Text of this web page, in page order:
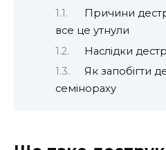
Причини
все це утнули
Наслідки
Як запобігти
семінораху